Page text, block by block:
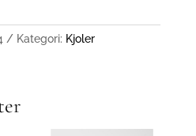
Kategori: Kjoler